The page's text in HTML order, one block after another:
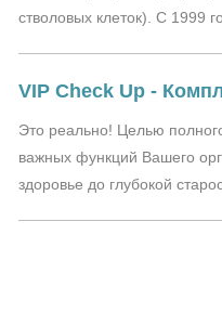
стволовых клеток). С 1999
VIP Check Up -
Это реально! Целью
важных функций Вашего
здоровье до глубокой